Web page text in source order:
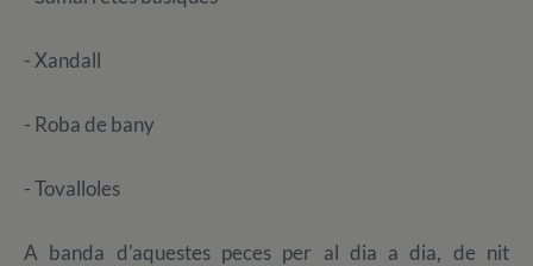
- Xandall
- Roba de bany
- Tovalloles
A banda d'aquestes peces per al dia a dia, de nit